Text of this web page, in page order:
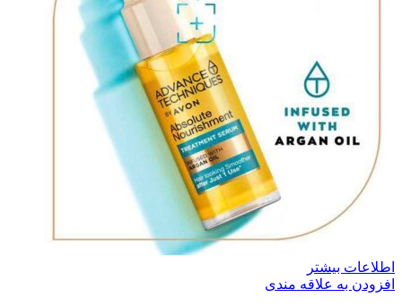
اطلاعات بیشتر
افزودن به علاقه مندی